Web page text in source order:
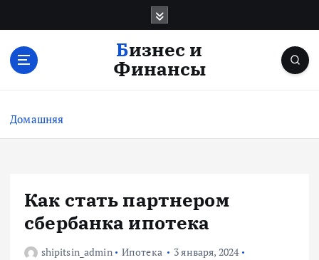
с
Бизнес и
Финансы
Домашняя
Как стать партнером
сбербанка ипотека
shipitsin_admin Ипотека
3 января, 2024